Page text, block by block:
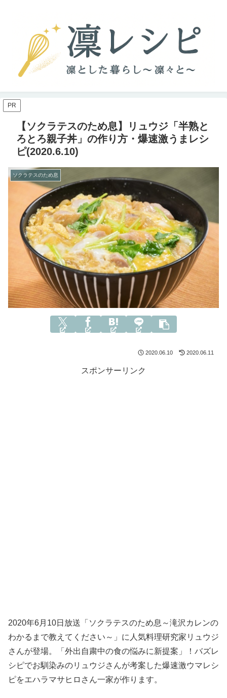
PR
【ソクラテスのため息】リュウジ「半熟と
ろとろ親子丼」の作り方・爆速激うまレシ
ピ(2020.6.10)
ソクラテスのため息
2020.06.10 2020.06.11
スポンサーリンク
2020年6月10日放送「ソクラテスのため息～滝沢カレンの
わかるまで教えてください～」に人気料理研究家リュウジ
さんが登場。「外出自粛中の食の悩みに新提案」！バズレ
シピでお馴染みのリュウジさんが考案した爆速激ウマレシ
ピをエハラマサヒロさん一家が作ります。